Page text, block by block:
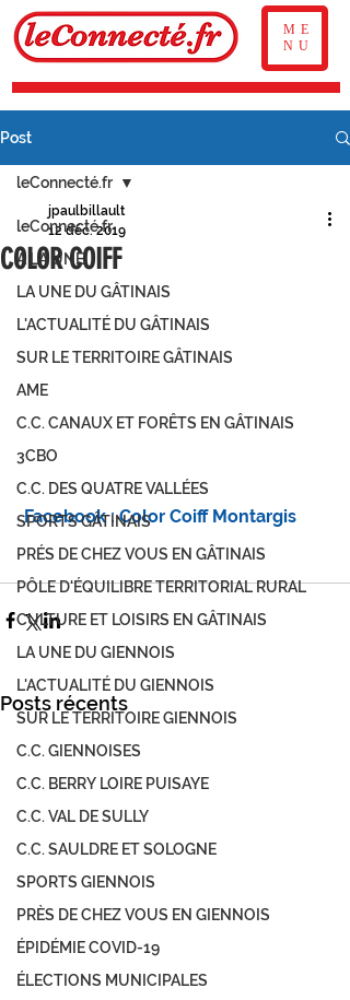
ME
NU
Post
leConnecté.fr
À LA UNE
LA UNE DU GÂTINAIS
L'ACTUALITÉ DU GÂTINAIS
SUR LE TERRITOIRE GÂTINAIS
AME
C.C. CANAUX ET FORÊTS EN GÂTINAIS
3CBO
C.C. DES QUATRE VALLÉES
SPORTS GÂTINAIS
PRÉS DE CHEZ VOUS EN GÂTINAIS
PÔLE D'ÉQUILIBRE TERRITORIAL RURAL
CULTURE ET LOISIRS EN GÂTINAIS
LA UNE DU GIENNOIS
L'ACTUALITÉ DU GIENNOIS
SUR LE TERRITOIRE GIENNOIS
C.C. GIENNOISES
C.C. BERRY LOIRE PUISAYE
C.C. VAL DE SULLY
C.C. SAULDRE ET SOLOGNE
SPORTS GIENNOIS
PRÈS DE CHEZ VOUS EN GIENNOIS
ÉPIDÉMIE COVID-19
ÉLECTIONS MUNICIPALES
leConnecté.fr
COLOR COIFF
jpaulbillault
12 déc. 2019
Facebook : Color Coiff Montargis
Posts récents